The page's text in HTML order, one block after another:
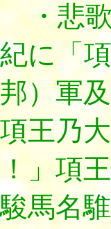
・悲
に「
）軍
王乃
」項
馬名